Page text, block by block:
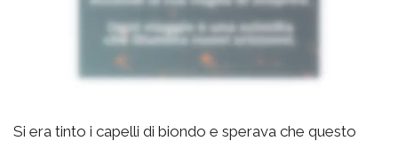
Si era tinto i capelli di biondo e sperava che questo